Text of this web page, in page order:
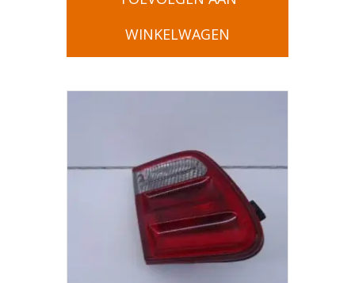
WINKELWAGEN